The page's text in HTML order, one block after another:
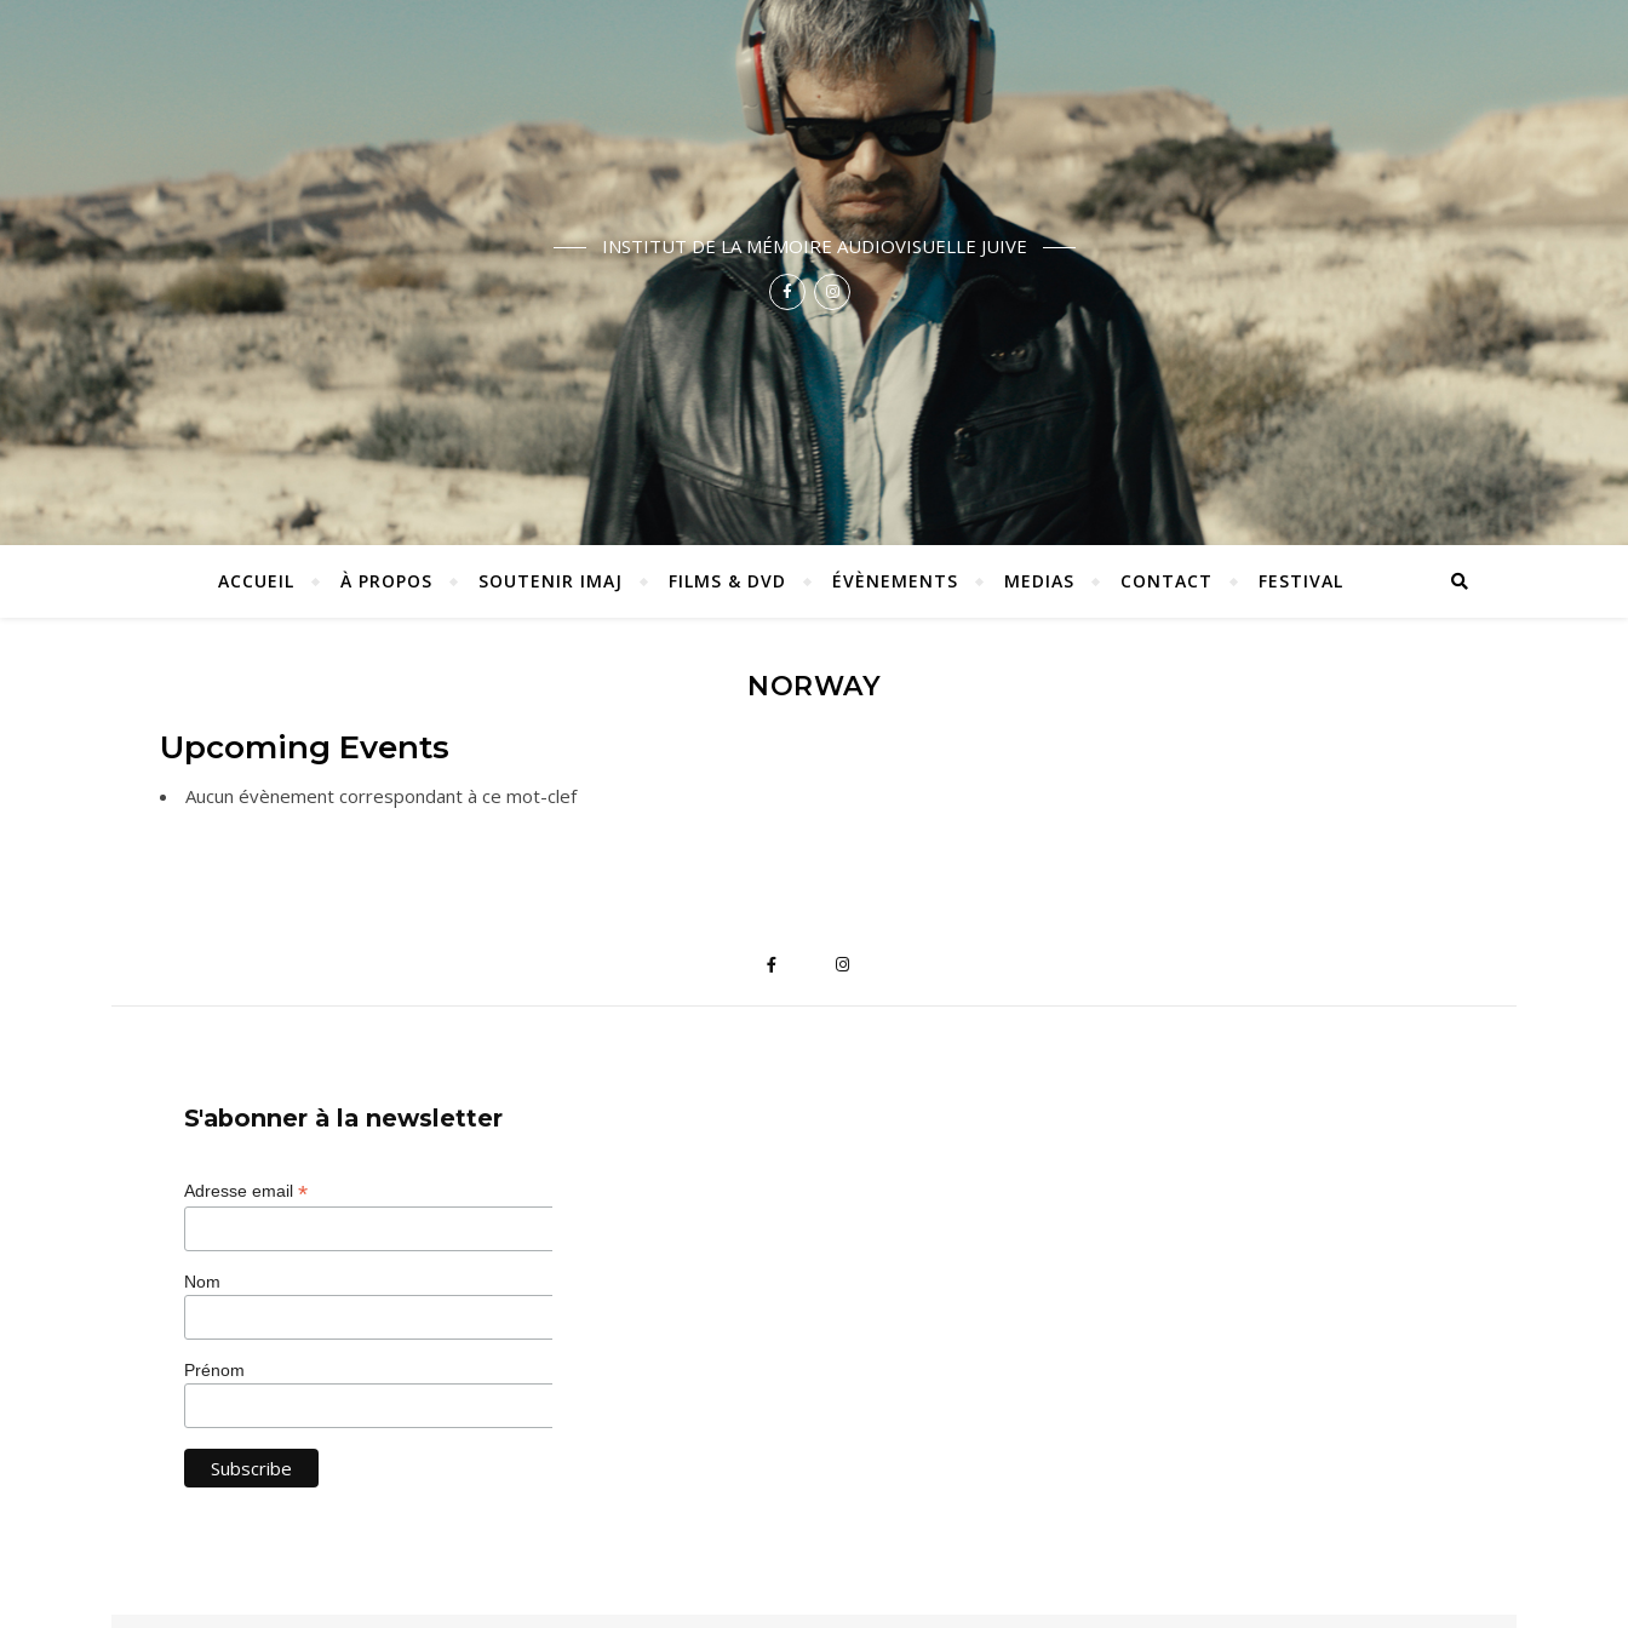
INSTITUT DE LA MÉMOIRE AUDIOVISUELLE JUIVE
ACCUEIL À PROPOS SOUTENIR IMAJ FILMS & DVD ÉVÈNEMENTS MEDIAS CONTACT FESTIVAL
NORWAY
Upcoming Events
Aucun évènement correspondant à ce mot-clef
S'abonner à la newsletter
Adresse email *
Nom
Prénom